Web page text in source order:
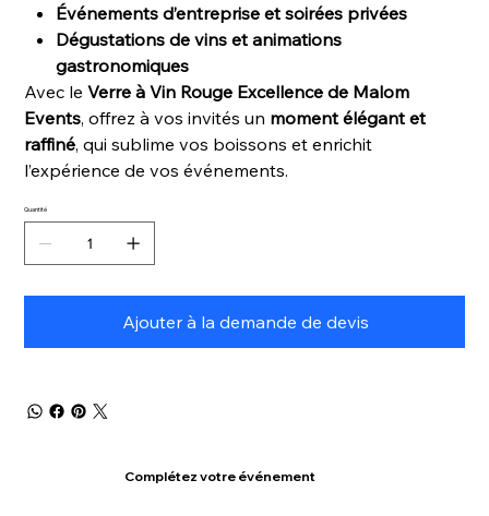
Événements d’entreprise et soirées privées
Dégustations de vins et animations
gastronomiques
Avec leVerre à Vin Rouge Excellence de Malom
Events, offrez à vos invités un moment élégant et
raffiné, qui sublime vos boissons et enrichit
l’expérience de vos événements.
Quantité
Ajouter à la demande de devis
Complétez votre événement